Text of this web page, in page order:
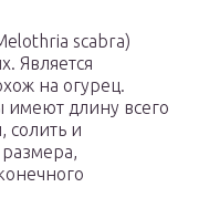
scabra)
Является
на огурец.
длину всего
солить и